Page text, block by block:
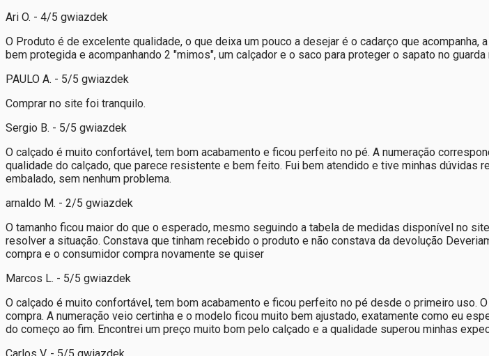
Ari O. - 4/5 gwiazdek
O Produto é de excelente qualidade, o que deixa um pouco a desejar é o cadarço que
bem protegida e acompanhando 2 "mimos", um calçador e o saco para proteger o sapato no guarda
PAULO A. - 5/5 gwiazdek
Comprar no site foi tranquilo.
Sergio B. - 5/5 gwiazdek
O calçado é muito confortável, tem bom acabamento e ficou perfeito no pé. A numeração
qualidade do calçado, que parece resistente e bem feito. Fui bem atendido e tive minhas
embalado, sem nenhum problema.
arnaldo M. - 2/5 gwiazdek
O tamanho ficou maior do que o esperado, mesmo seguindo a tabela de medidas disponível no
resolver a situação. Constava que tinham recebido o produto e não constava da devolução
compra e o consumidor compra novamente se quiser
Marcos L. - 5/5 gwiazdek
O calçado é muito confortável, tem bom acabamento e ficou perfeito no pé desde o primeiro uso.
compra. A numeração veio certinha e o modelo ficou muito bem ajustado, exatamente como eu
do começo ao fim. Encontrei um preço muito bom pelo calçado e a qualidade superou minhas